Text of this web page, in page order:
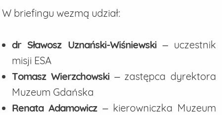
W briefingu wezmą udział:
dr Sławosz Uznański-Wiśniewski– uczestnik
misji ESA
Tomasz Wierzchowski– zastępca dyrektora
Muzeum Gdańska
Renata Adamowicz– kierowniczka Muzeum